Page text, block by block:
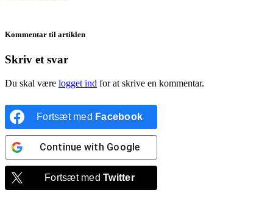
Kommentar til artiklen
Skriv et svar
Du skal være logget ind for at skrive en kommentar.
Fortsæt med Facebook
Continue with Google
Fortsæt medTwitter